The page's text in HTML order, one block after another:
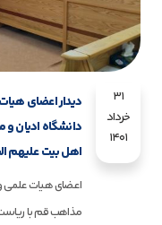
31
خرداد
1401
دیدار اعضای
دانشگاه ادیان
اهل بیت علیهم
اعضای هیات علمی
مذاهب قم با